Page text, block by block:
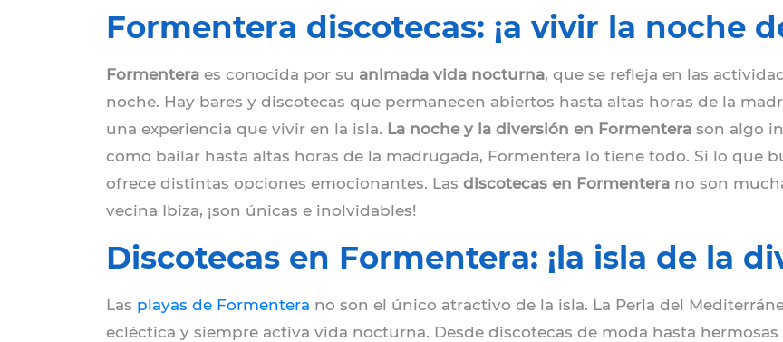
Formentera discotecas: ¡a vivir la noche
Formentera es conocida por su animada vida nocturna, que se refleja en las
noche. Hay bares y discotecas que permanecen abiertos hasta altas horas de la
una experiencia que vivir en la isla. La noche y la diversión en Formentera son algo
como bailar hasta altas horas de la madrugada, Formentera lo tiene todo. Si lo que
ofrece distintas opciones emocionantes. Las discotecas en Formentera no son
vecina Ibiza, ¡son únicas e inolvidables!
Discotecas en Formentera: ¡la isla de la
Las playas de Formentera no son el único atractivo de la isla. La Perla del
ecléctica y siempre activa vida nocturna. Desde discotecas de moda hasta